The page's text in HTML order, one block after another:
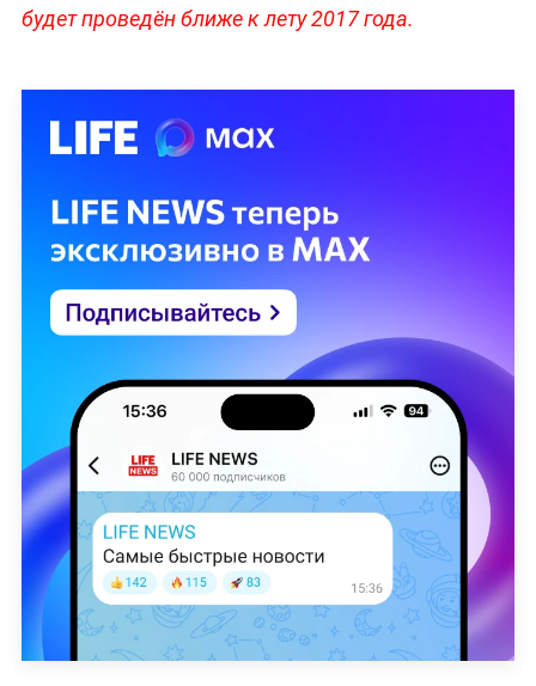
будет проведён ближе к лету 2017 года.